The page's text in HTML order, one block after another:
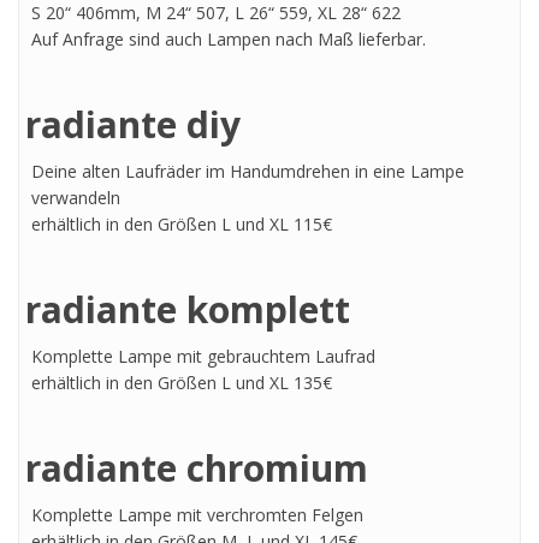
S 20“ 406mm, M 24“ 507, L 26“ 559, XL 28“ 622
Auf Anfrage sind auch Lampen nach Maß lieferbar.
radiante diy
Deine alten Laufräder im Handumdrehen in eine Lampe
verwandeln
erhältlich in den Größen L und XL 115€
radiante komplett
Komplette Lampe mit gebrauchtem Laufrad
erhältlich in den Größen L und XL 135€
radiante chromium
Komplette Lampe mit verchromten Felgen